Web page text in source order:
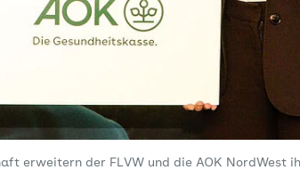
erweitern der FLVW und die AOK NordWest